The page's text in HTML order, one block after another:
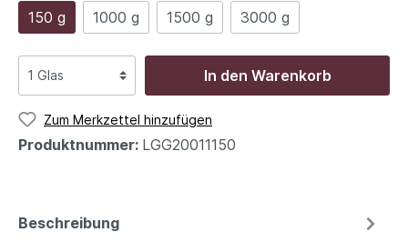
150 g
1000 g 1500 g 3000 g
In den Warenkorb
Zum Merkzettel hinzufügen
Produktnummer: LGG20011150
Beschreibung